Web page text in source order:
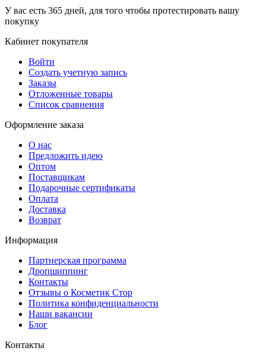
У вас есть 365 дней, для того чтобы протестировать вашу
покупку
Кабинет покупателя
Войти
Создать учетную запись
Заказы
Отложенные товары
Список сравнения
Оформление заказа
О нас
Предложить идею
Оптом
Поставщикам
Подарочные сертификаты
Оплата
Доставка
Возврат
Информация
Партнерская программа
Дропшиппинг
Контакты
Отзывы о Косметик Стор
Политика конфиденциальности
Наши вакансии
Блог
Контакты